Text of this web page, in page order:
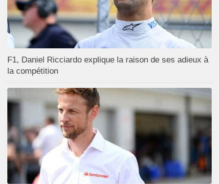
F1, Daniel Ricciardo explique la raison de ses adieux à
la compétition